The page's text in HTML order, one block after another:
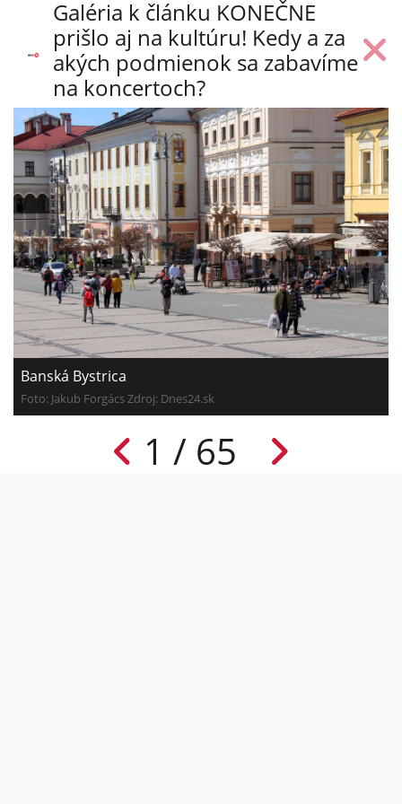
Galéria k článku KONEČNE
prišlo aj na kultúru! Kedy a za
akých podmienok sa zabavíme
na koncertoch?
Banská Bystrica
Foto: Jakub Forgács Zdroj: Dnes24.sk
1 / 65